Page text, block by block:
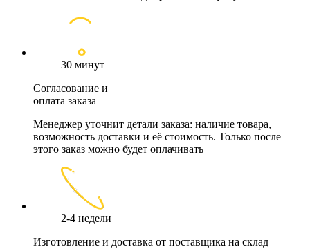
30 минут
Согласование и
оплата заказа
Менеджер уточнит детали заказа: наличие товара,
возможность доставки и её стоимость. Только после
этого заказ можно будет оплачивать
2-4 недели
Изготовление и доставка от поставщика на склад